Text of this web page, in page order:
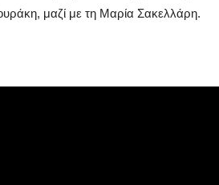
μαζί με τη Μαρία Σακελλάρη.